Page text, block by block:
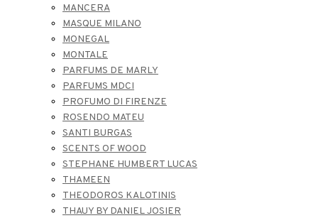
MANCERA
MASQUE MILANO
MONEGAL
MONTALE
PARFUMS DE MARLY
PARFUMS MDCI
PROFUMO DI FIRENZE
ROSENDO MATEU
SANTI BURGAS
SCENTS OF WOOD
STEPHANE HUMBERT LUCAS
THAMEEN
THEODOROS KALOTINIS
THAUY BY DANIEL JOSIER